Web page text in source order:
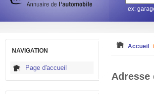
ex:
NAVIGATION
Page d'accueil
Accueil
Adresse